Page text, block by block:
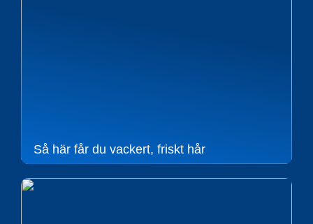
Så här får du vackert, friskt hår